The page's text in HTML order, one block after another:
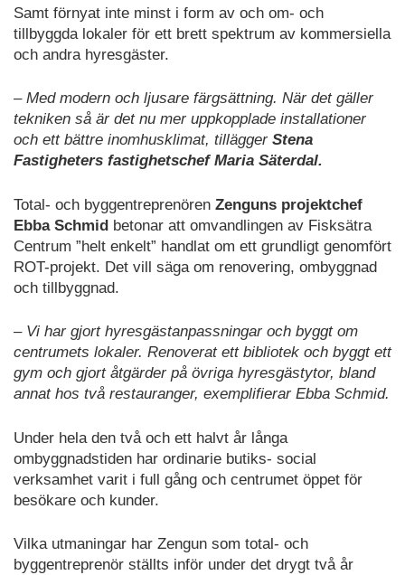
Samt förnyat inte minst i form av och om- och
tillbyggda lokaler för ett brett spektrum av kommersiella
och andra hyresgäster.
– Med modern och ljusare färgsättning. När det gäller
tekniken så är det nu mer uppkopplade installationer
och ett bättre inomhusklimat, tillägger Stena
Fastigheters fastighetschef Maria Säterdal.
Total- och byggentreprenören Zenguns projektchef
Ebba Schmid betonar att omvandlingen av Fisksätra
Centrum ”helt enkelt” handlat om ett grundligt genomfört
ROT-projekt. Det vill säga om renovering, ombyggnad
och tillbyggnad.
– Vi har gjort hyresgästanpassningar och byggt om
centrumets lokaler. Renoverat ett bibliotek och byggt ett
gym och gjort åtgärder på övriga hyresgästytor, bland
annat hos två restauranger, exemplifierar Ebba Schmid.
Under hela den två och ett halvt år långa
ombyggnadstiden har ordinarie butiks- social
verksamhet varit i full gång och centrumet öppet för
besökare och kunder.
Vilka utmaningar har Zengun som total- och
byggentreprenör ställts inför under det drygt två år